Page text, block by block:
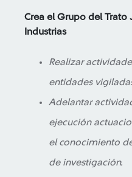
Crea el Grupo del Trato
Industrias
Realizar
entidades
Adelantar
ejecución
el conocimiento
de investigación.